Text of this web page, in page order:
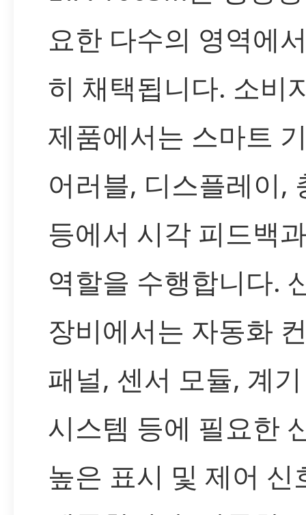
요한 다수의 영역에
히 채택됩니다. 소비
제품에서는 스마트
어러블, 디스플레이,
등에서 시각 피드백
역할을 수행합니다.
장비에서는 자동화
패널, 센서 모듈, 계
시스템 등에 필요한
높은 표시 및 제어 신